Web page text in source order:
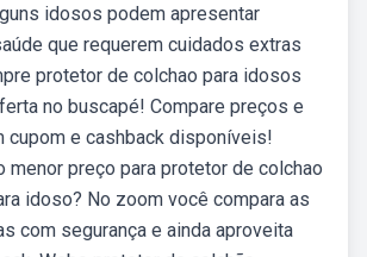
idosos podem apresentar
que requerem cuidados extras
protetor de colchao para idosos
no buscapé! Compare preços e
cupom e cashback disponíveis!
menor preço para protetor de colchao
idoso? No zoom você compara as
com segurança e ainda aproveita